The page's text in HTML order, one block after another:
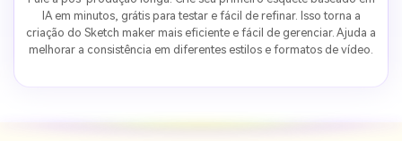
IA em minutos, grátis para testar e fácil de refinar. Isso torna a
criação do Sketch maker mais eficiente e fácil de gerenciar. Ajuda a
melhorar a consistência em diferentes estilos e formatos de vídeo.